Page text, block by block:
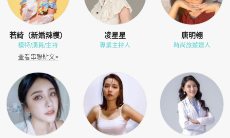
若綺（新婚辣模）
模特/演員/主持
查看串聯貼文>
凌星星
專業主持人
唐明翎
時尚旅遊達人